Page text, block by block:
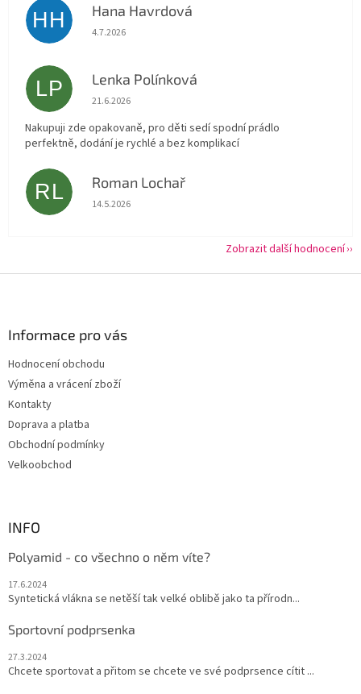
HH Hana Havrdová
Hodnocení obchodu je 5 z 5 hvězdiček.
4.7.2026
LP Lenka Polínková
Hodnocení obchodu je 5 z 5 hvězdiček.
21.6.2026
Nakupuji zde opakovaně, pro děti sedí spodní prádlo
perfektně, dodání je rychlé a bez komplikací
RL Roman Lochař
Hodnocení obchodu je 5 z 5 hvězdiček.
14.5.2026
Zobrazit další hodnocení
Informace pro vás
Hodnocení obchodu
Výměna a vrácení zboží
Kontakty
Doprava a platba
Obchodní podmínky
Velkoobchod
INFO
Polyamid - co všechno o něm víte?
17.6.2024
Syntetická vlákna se netěší tak velké oblibě jako ta přírodn...
Sportovní podprsenka
27.3.2024
Chcete sportovat a přitom se chcete ve své podprsence cítit ...